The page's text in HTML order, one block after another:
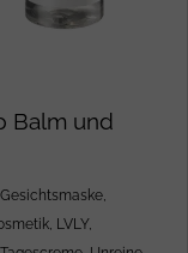
Balm und
Gesichtsmaske
LVLY,